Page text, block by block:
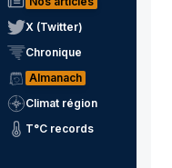
X (Twitter)
Chronique
Almanach
Climat région
T°C records